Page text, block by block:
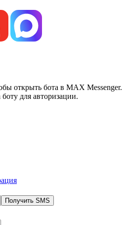
открыть бота в MAX Messenger.
для авторизации.
Получить SMS